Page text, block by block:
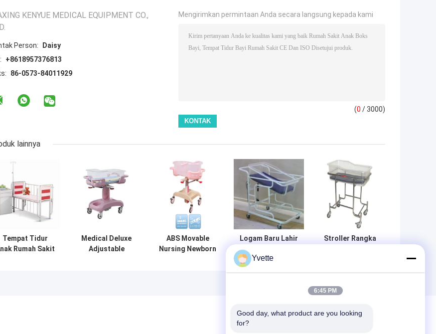
KENYUE MEDICAL EQUIPMENT CO.,
Person:
Daisy
+8618957376813
86-0573-84011929
Mengirimkan permintaan Anda secara langsung kepada kami
(0 / 3000)
lainnya
Tempat Tidur
Rumah Sakit
Medical Deluxe
Adjustable
ABS Movable
Nursing Newborn
Logam Baru Lahir
Baby Cart Bed
Rumah Sakit Boks
Stroller Rangka
Bayi Mobile
Yvette
6:45 PM
Good day, what product are you looking
for?